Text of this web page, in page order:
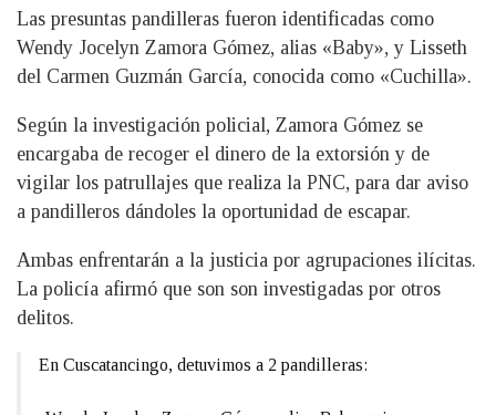
Las presuntas pandilleras fueron identificadas como
Wendy Jocelyn Zamora Gómez, alias «Baby», y Lisseth
del Carmen Guzmán García, conocida como «Cuchilla».
Según la investigación policial, Zamora Gómez se
encargaba de recoger el dinero de la extorsión y de
vigilar los patrullajes que realiza la PNC, para dar aviso
a pandilleros dándoles la oportunidad de escapar.
Ambas enfrentarán a la justicia por agrupaciones ilícitas.
La policía afirmó que son son investigadas por otros
delitos.
En Cuscatancingo, detuvimos a 2 pandilleras: